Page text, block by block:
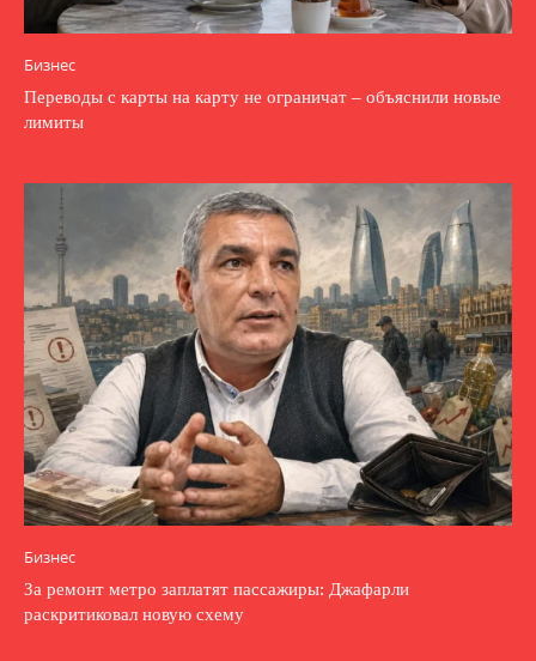
Бизнес
Переводы с карты на карту не ограничат – объяснили новые
лимиты
Бизнес
За ремонт метро заплатят пассажиры: Джафарли
раскритиковал новую схему